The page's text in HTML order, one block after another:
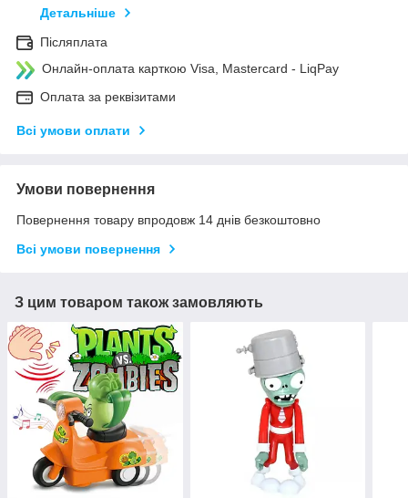
Детальніше
Післяплата
Онлайн-оплата карткою Visa, Mastercard - LiqPay
Оплата за реквізитами
Всі умови оплати
Умови повернення
Повернення товару впродовж 14 днів безкоштовно
Всі умови повернення
З цим товаром також замовляють